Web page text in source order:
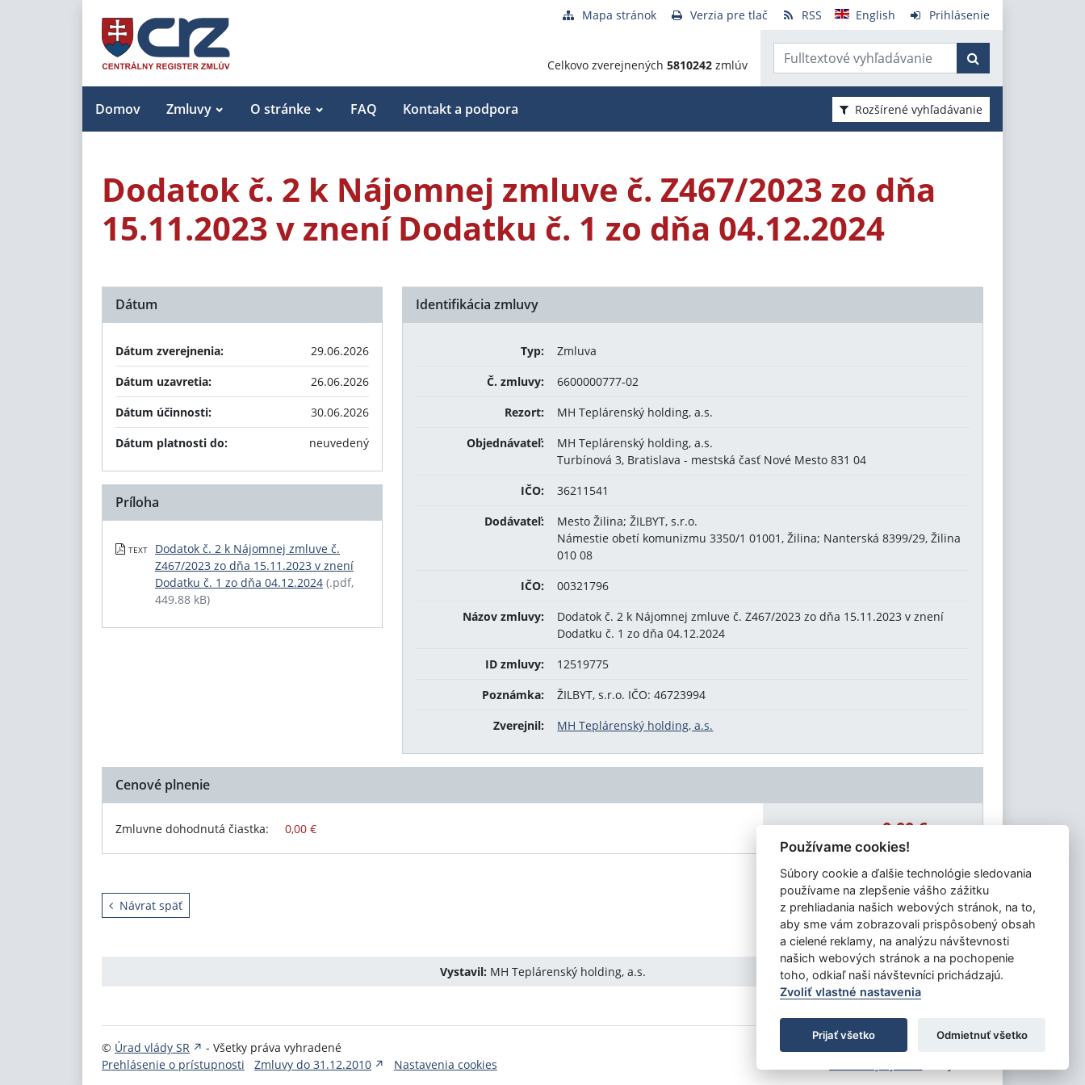
Mapa stránok Verzia pre tlač RSS English Prihlásenie
Celkovo zverejnených 5810242 zmlúv
Domov Zmluvy O stránke FAQ Kontakt a podpora Rozšírené vyhľadávanie
Dodatok č. 2 k Nájomnej zmluve č. Z467/2023 zo dňa
15.11.2023 v znení Dodatku č. 1 zo dňa 04.12.2024
Identifikácia zmluvy
Typ:
Zmluva
Č. zmluvy:
6600000777-02
Rezort:
MH Teplárenský holding, a.s.
Objednávateľ:
MH Teplárenský holding, a.s.
Turbínová 3, Bratislava - mestská časť Nové Mesto 831 04
IČO:
36211541
Dodávateľ:
Mesto Žilina; ŽILBYT, s.r.o.
Námestie obetí komunizmu 3350/1 01001, Žilina; Nanterská 8399/29, Žilina
010 08
IČO:
00321796
Názov zmluvy:
Dodatok č. 2 k Nájomnej zmluve č. Z467/2023 zo dňa 15.11.2023 v znení
Dodatku č. 1 zo dňa 04.12.2024
ID zmluvy:
12519775
Poznámka:
ŽILBYT, s.r.o. IČO: 46723994
Zverejnil:
MH Teplárenský holding, a.s.
Dátum
Dátum zverejnenia:
29.06.2026
Dátum uzavretia:
26.06.2026
Dátum účinnosti:
30.06.2026
Dátum platnosti do:
neuvedený
Príloha
TEXT
Dodatok č. 2 k Nájomnej zmluve č.
Z467/2023 zo dňa 15.11.2023 v znení
Dodatku č. 1 zo dňa 04.12.2024 (.pdf,
449.88 kB)
Cenové plnenie
Zmluvne dohodnutá čiastka: 0,00 € Celková čiastka: 0,00 €
Návrat späť
Vystavil: MH Teplárenský holding, a.s.
© Úrad vlády SR
- Všetky práva vyhradené
Prehlásenie o prístupnosti
Zmluvy do 31.12.2010 Nastavenia cookies
: Aglo Solutions
Používame cookies!
Súbory cookie a ďalšie technológie sledovania
používame na zlepšenie vášho zážitku
z prehliadania našich webových stránok, na to,
aby sme vám zobrazovali prispôsobený obsah
a cielené reklamy, na analýzu návštevnosti
našich webových stránok a na pochopenie
toho, odkiaľ naši návštevníci prichádzajú.
Zvoliť vlastné nastavenia
Prijať všetko Odmietnuť všetko